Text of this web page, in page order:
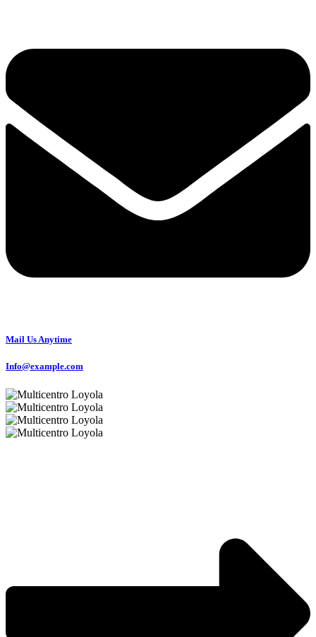
Mail Us Anytime
Info@example.com